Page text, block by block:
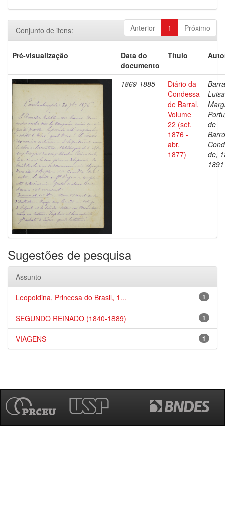
Anterior 1 Próximo
Conjunto de itens:
Pré-visualização
Data do
documento
Título
1869-1885
Diário da
Condessa
de Barral,
Volume
22 (set.
1876 -
abr.
1877)
Luisa
de
de,
1891
Sugestões de pesquisa
Assunto
1
Leopoldina, Princesa do Brasil, 1...
1
SEGUNDO REINADO (1840-1889)
1
VIAGENS